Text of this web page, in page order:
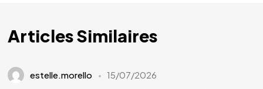
Articles Similaires
estelle.morello 15/07/2026